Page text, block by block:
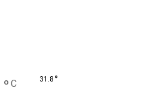
° C 31.8 °